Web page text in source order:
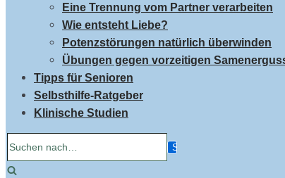
Eine Trennung vom Partner verarbeiten
Wie entsteht Liebe?
Potenzstörungen natürlich überwinden
Übungen gegen vorzeitigen
Tipps für Senioren
Selbsthilfe-Ratgeber
Klinische Studien
Suchen
nach…